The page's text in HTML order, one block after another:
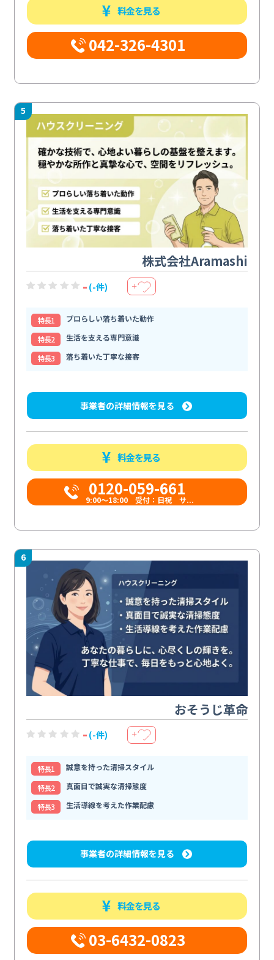
料金を見る
042-326-4301
5
株式会社Aramashi
- (-件) ＋
特⻑1
プロらしい落ち着いた動作
特⻑2
生活を支える専門意識
特⻑3
落ち着いた丁寧な接客
事業者の詳細情報を見る
料金を見る
0120-059-661
9:00〜18:00 受付：日祝 サ...
6
おそうじ革命
- (-件) ＋
特⻑1
誠意を持った清掃スタイル
特⻑2
真面目で誠実な清掃態度
特⻑3
生活導線を考えた作業配慮
事業者の詳細情報を見る
料金を見る
03-6432-0823